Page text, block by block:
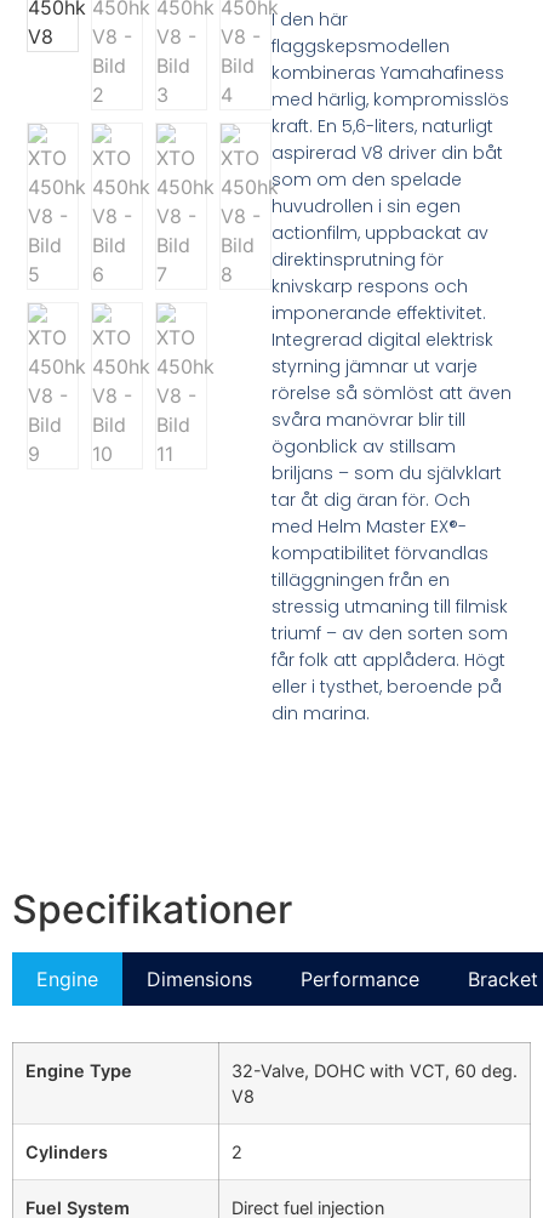
I den här
flaggskepsmodellen
kombineras Yamahafiness
med härlig, kompromisslös
kraft. En 5,6-liters, naturligt
aspirerad V8 driver din båt
som om den spelade
huvudrollen i sin egen
actionfilm, uppbackat av
direktinsprutning för
knivskarp respons och
imponerande effektivitet.
Integrerad digital elektrisk
styrning jämnar ut varje
rörelse så sömlöst att även
svåra manövrar blir till
ögonblick av stillsam
briljans – som du självklart
tar åt dig äran för. Och
med Helm Master EX®-
kompatibilitet förvandlas
tilläggningen från en
stressig utmaning till filmisk
triumf – av den sorten som
får folk att applådera. Högt
eller i tysthet, beroende på
din marina.
Specifikationer
Engine Dimensions Performance
Engine Type
32-Valve, DOHC with VCT, 60 deg.
V8
Cylinders 2
Fuel System Direct fuel injection